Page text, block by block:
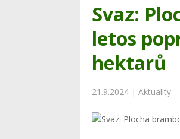
Svaz:
letos
hektarů
21.9.2024 |Aktuality